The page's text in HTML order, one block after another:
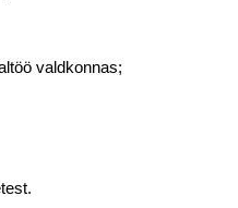
valdkonnas;